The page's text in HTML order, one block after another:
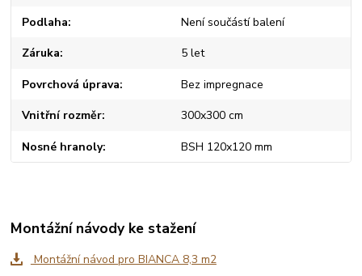
Podlaha Není součástí balení
Záruka 5 let
Povrchová úprava Bez impregnace
Vnitřní rozměr 300x300 cm
Nosné hranoly BSH 120x120 mm
Montážní návody ke stažení
Montážní návod pro BIANCA 8,3 m2